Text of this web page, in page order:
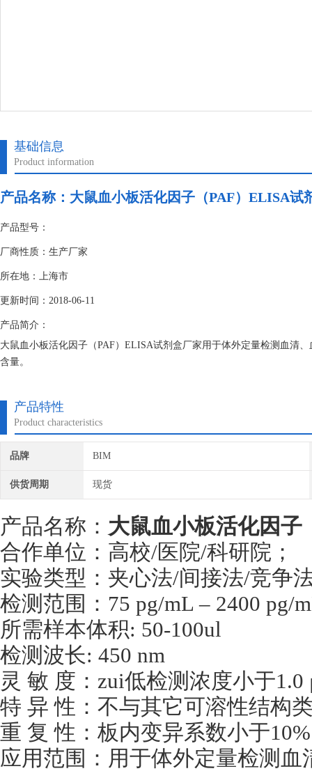
基础信息
Product information
产品名称： 大鼠血小板活化因子（PAF）ELISA试
产品型号：
厂商性质：生产厂家
所在地：上海市
更新时间：2018-06-11
产品简介：
大鼠血小板活化因子（PAF）ELISA试剂盒厂家用于体外定量检测血清
含量。
产品特性
Product characteristics
品牌 BIM
供货周期 现货
产品名称： 大鼠血小板活化因
合作单位：高校/医院/科研院；
实验类型：夹心法/间接法/竞争
检测范围：75 pg/mL – 2400 pg/
所需样本体积: 50-100ul
检测波长: 450 nm
灵 敏 度：zui低检测浓度小于1.0
特 异 性：不与其它可溶性结构
重 复 性：板内变异系数小于
应用范围：用于体外定量检测